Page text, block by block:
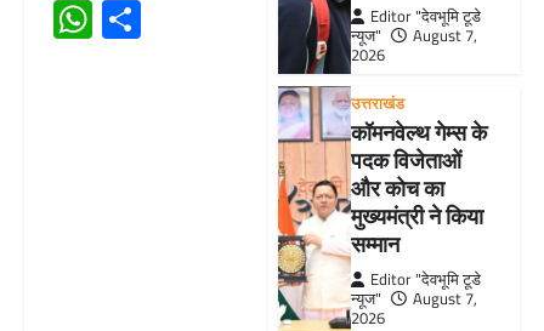
WhatsApp
Editor "देवभूमि टूडे
न्यूज"
August 7,
2026
उत्तराखंड
कॉमनवेल्थ गेम्स के
पदक विजेताओं
और कोच का
मुख्यमंत्री ने किया
सम्मान
Editor "देवभूमि टूडे
न्यूज"
August 7,
2026